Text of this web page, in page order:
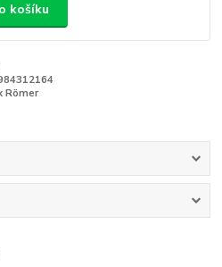
košíku
Römer